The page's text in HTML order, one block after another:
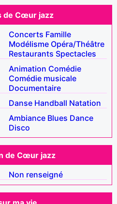
de Cœur jazz
Concerts Famille
Modélisme Opéra/Théâtre
Restaurants Spectacles
Animation Comédie
Comédie musicale
Documentaire
Danse Handball Natation
Ambiance Blues Dance
Disco
de Cœur jazz
Non renseigné